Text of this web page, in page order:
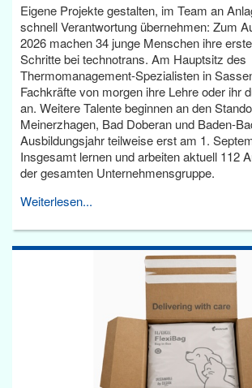
Eigene Projekte gestalten, im Team an
schnell Verantwortung übernehmen: Zum
2026 machen 34 junge Menschen ihre
Schritte bei technotrans. Am Hauptsitz des
Thermomanagement-Spezialisten in
Fachkräfte von morgen ihre Lehre oder ihr
an. Weitere Talente beginnen an den
Meinerzhagen, Bad Doberan und Baden-
Ausbildungsjahr teilweise erst am 1.
Insgesamt lernen und arbeiten aktuell 112
der gesamten Unternehmensgruppe.
Weiterlesen...